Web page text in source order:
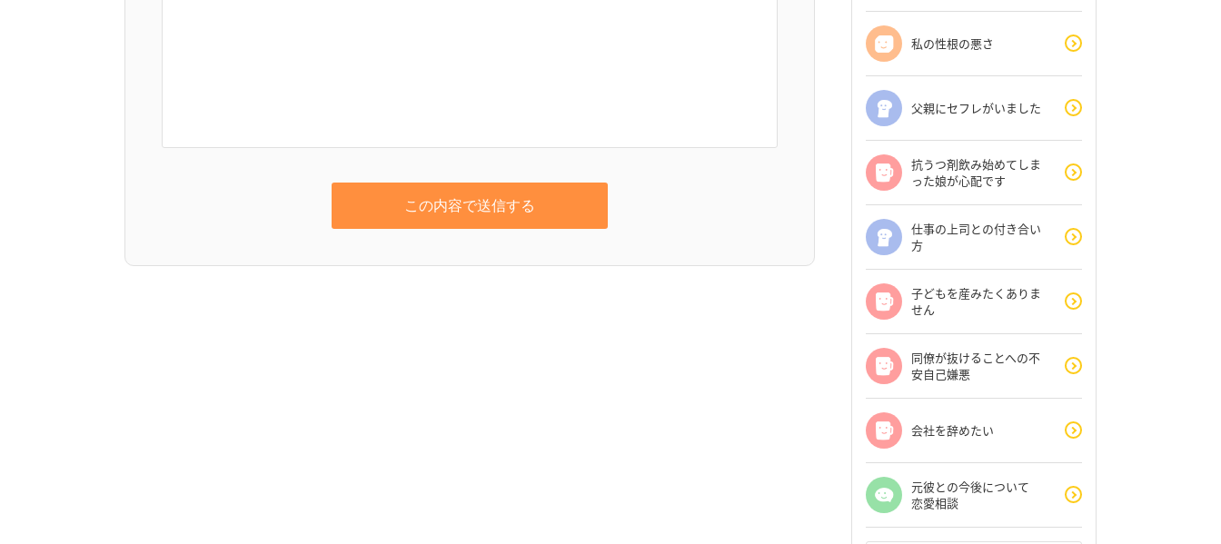
この内容で送信する
私の性根の悪さ
父親にセフレがいました
抗うつ剤飲み始めてしま
った娘が心配です
仕事の上司との付き合い
方
子どもを産みたくありま
せん
同僚が抜けることへの不
安自己嫌悪
会社を辞めたい
元彼との今後について
恋愛相談